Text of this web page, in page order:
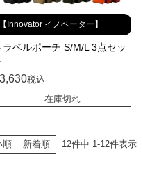
【Innovator イノベーター】
ラベルポーチ S/M/L 3点セッ
3,630税込
在庫切れ
順 新着順 12件中 1-12件表示